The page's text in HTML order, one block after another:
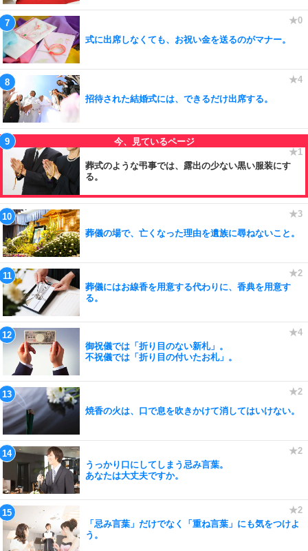
式に出席しなくても、お祝い金を送るのがマナー。
招待された結婚式には、できるだけ出席する。
葬式のような弔事では、露出の少ない黒い服装にす
る。
葬儀の場で、亡くなった理由を遺族に尋ねないこと。
葬儀にはお線香を用意する代わりに、香典を用意す
る。
御祝儀では「折り目のない新札」。
不祝儀では「折り目の付いたお札」。
焼香の火は、口で息を吹きかけて消してはいけない。
うっかり口にしてしまう忌み言葉。
あなたは大丈夫ですか。
「忌み言葉」だけでなく「重ね言葉」にも気をつけよ
う。